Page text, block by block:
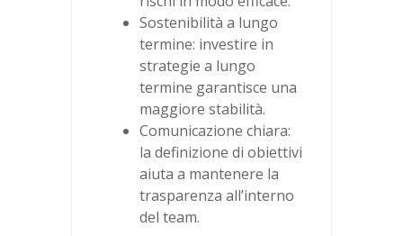
Sostenibilità a lungo
termine: investire in
strategie a lungo
termine garantisce una
maggiore stabilità.
Comunicazione chiara:
la definizione di obiettivi
aiuta a mantenere la
trasparenza all’interno
del team.